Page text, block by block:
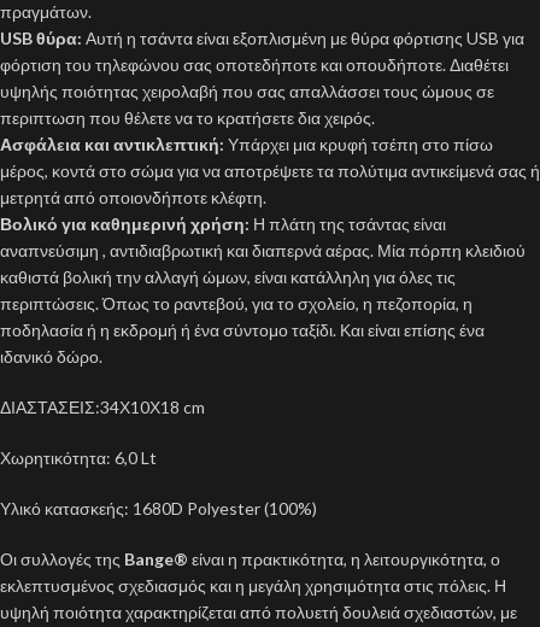
πραγμάτων.
USB θύρα: Αυτή η τσάντα είναι εξοπλισμένη με θύρα φόρτισης USB για
φόρτιση του τηλεφώνου σας οποτεδήποτε και οπουδήποτε. Διαθέτει
υψηλής ποιότητας χειρολαβή που σας απαλλάσσει τους ώμους σε
περιπτωση που θέλετε να το κρατήσετε δια χειρός.
Ασφάλεια και αντικλεπτική: Υπάρχει μια κρυφή τσέπη στο πίσω
μέρος, κοντά στο σώμα για να αποτρέψετε τα πολύτιμα αντικείμενά σας ή
μετρητά από οποιονδήποτε κλέφτη.
Βολικό για καθημερινή χρήση: Η πλάτη της τσάντας είναι
αναπνεύσιμη , αντιδιαβρωτική και διαπερνά αέρας. Μία πόρπη κλειδιού
καθιστά βολική την αλλαγή ώμων, είναι κατάλληλη για όλες τις
περιπτώσεις. Όπως το ραντεβού, για το σχολείο, η πεζοπορία, η
ποδηλασία ή η εκδρομή ή ένα σύντομο ταξίδι. Και είναι επίσης ένα
ιδανικό δώρο.
ΔΙΑΣΤΑΣΕΙΣ:34Χ10Χ18 cm
Χωρητικότητα: 6,0 Lt
Υλικό κατασκεής: 1680D Polyester (100%)
Οι συλλογές της Bange® είναι η πρακτικότητα, η λειτουργικότητα, ο
εκλεπτυσμένος σχεδιασμός και η μεγάλη χρησιμότητα στις πόλεις. Η
υψηλή ποιότητα χαρακτηρίζεται από πολυετή δουλειά σχεδιαστών, με